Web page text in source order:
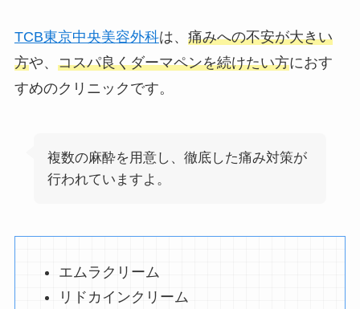
TCB東京中央美容外科は、 痛みへの不安が大きい
方や、 コスパ良くダーマペンを続けたい方におす
すめのクリニックです。
複数の麻酔を用意し、徹底した痛み対策が
行われていますよ。
エムラクリーム
リドカインクリーム